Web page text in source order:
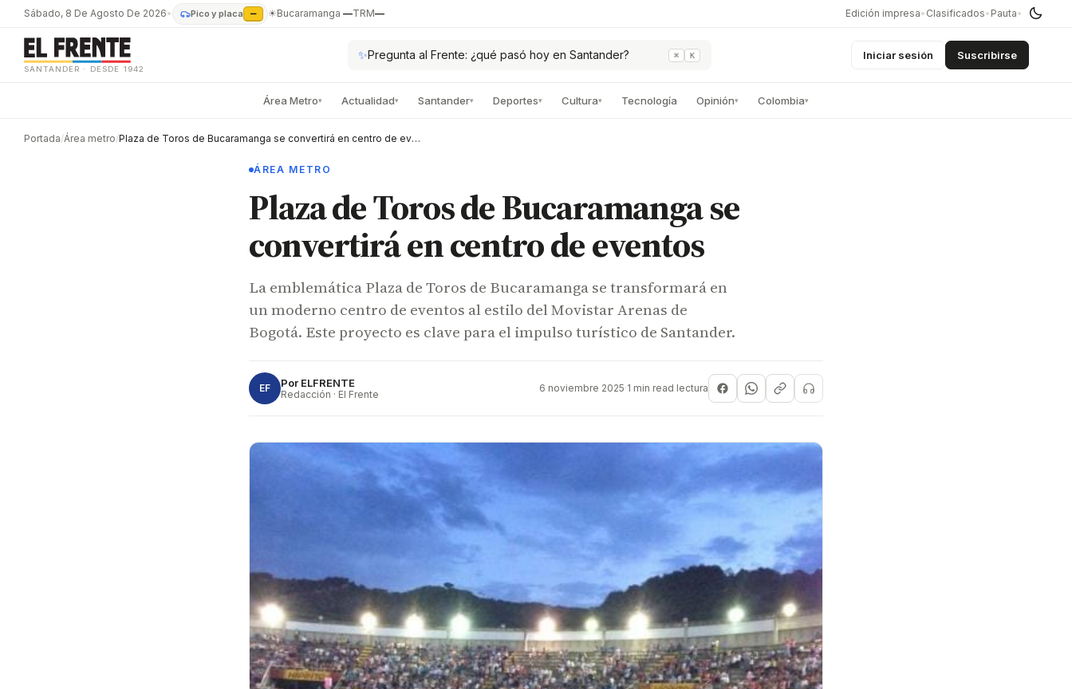
Sábado, 8 De Agosto De 2026• Pico y placa — ☀Bucaramanga—TRM— Edición impresa• Clasificados• Pauta•
SANTANDER · DESDE 1942
✨Pregunta al Frente: ¿qué pasó hoy en Santander? ⌘ K Iniciar sesión Suscribirse
Área Metro▾ Actualidad▾ Santander▾ Deportes▾ Cultura▾ Tecnología Opinión▾ Colombia▾
Portada/Área metro/ Plaza de Toros de Bucaramanga se convertirá en centro de eventos
ÁREA METRO
Plaza de Toros de Bucaramanga se
convertirá en centro de eventos
La emblemática Plaza de Toros de Bucaramanga se transformará en
un moderno centro de eventos al estilo del Movistar Arenas de
Bogotá. Este proyecto es clave para el impulso turístico de Santander.
EF Por ELFRENTE
Redacción · El Frente 6 noviembre 2025·1 min read lectura